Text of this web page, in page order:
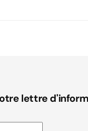
lettre